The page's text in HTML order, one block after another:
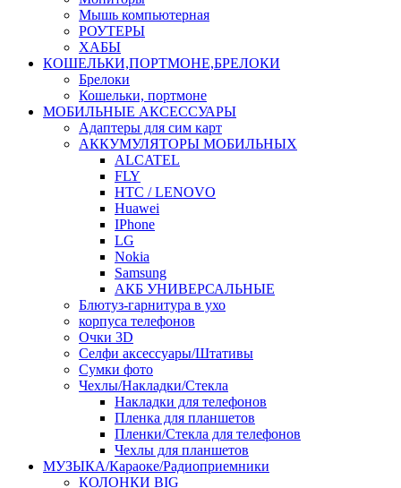
Мышь компьютерная
РОУТЕРЫ
ХАБЫ
КОШЕЛЬКИ,ПОРТМОНЕ,БРЕЛОКИ
Брелоки
Кошельки, портмоне
МОБИЛЬНЫЕ АКСЕССУАРЫ
Адаптеры для сим карт
АККУМУЛЯТОРЫ МОБИЛЬНЫХ
ALCATEL
FLY
HTC / LENOVO
Huawei
IPhone
LG
Nokia
Samsung
АКБ УНИВЕРСАЛЬНЫЕ
Блютуз-гарнитура в ухо
корпуса телефонов
Очки 3D
Селфи аксессуары/Штативы
Сумки фото
Чехлы/Накладки/Стекла
Накладки для телефонов
Пленка для планшетов
Пленки/Стекла для телефонов
Чехлы для планшетов
МУЗЫКА/Караоке/Радиоприемники
КОЛОНКИ BIG